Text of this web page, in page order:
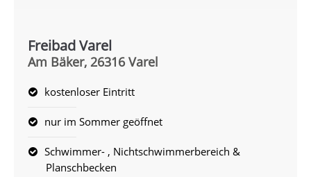
Freibad Varel
Am Bäker, 26316 Varel
kostenloser Eintritt
nur im Sommer geöffnet
Schwimmer- , Nichtschwimmerbereich &
Planschbecken